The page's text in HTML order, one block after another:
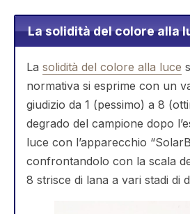
La solidità del colore alla
La solidità del colore alla luce
normativa si esprime con un
giudizio da 1 (pessimo) a 8
degrado del campione dopo
luce con l’apparecchio
confrontandolo con la scala
8 strisce di lana a vari stadi di